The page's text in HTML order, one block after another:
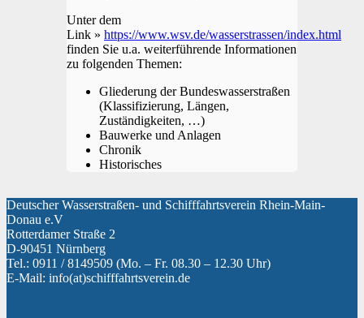
Unter dem
Link » https://www.wsv.de/wasserstrassen/index.html
finden Sie u.a. weiterführende Informationen
zu folgenden Themen:
Gliederung der Bundeswasserstraßen
(Klassifizierung, Längen,
Zuständigkeiten, …)
Bauwerke und Anlagen
Chronik
Historisches
Deutscher Wasserstraßen- und Schifffahrtsverein Rhein-Main-
Donau e.V
Rotterdamer Straße 2
D-90451 Nürnberg
Tel.: 0911 / 8149509 (Mo. – Fr. 08.30 – 12.30 Uhr)
E-Mail: info(at)schifffahrtsverein.de